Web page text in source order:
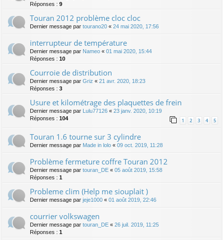
Réponses : 9
Touran 2012 problème cloc cloc
Dernier message par tourano20 « 24 mai 2020, 17:56
interrupteur de température
Dernier message par Nameo « 01 mai 2020, 15:44
Réponses : 10
Courroie de distribution
Dernier message par Griz « 21 avr. 2020, 18:23
Réponses : 3
Usure et kilométrage des plaquettes de frein
Dernier message par Lulu77126 « 23 janv. 2020, 10:19
Réponses : 104 1 2 3 4 5
Touran 1.6 tourne sur 3 cylindre
Dernier message par Made in lolo « 09 oct. 2019, 11:28
Problème fermeture coffre Touran 2012
Dernier message par touran_DE « 05 août 2019, 15:58
Réponses : 1
Probleme clim (Help me siouplait )
Dernier message par jeje1000 « 01 août 2019, 22:46
courrier volkswagen
Dernier message par touran_DE « 26 juil. 2019, 11:25
Réponses : 1